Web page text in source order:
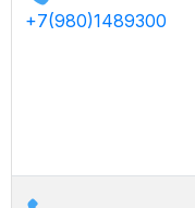
+7(980)1489300